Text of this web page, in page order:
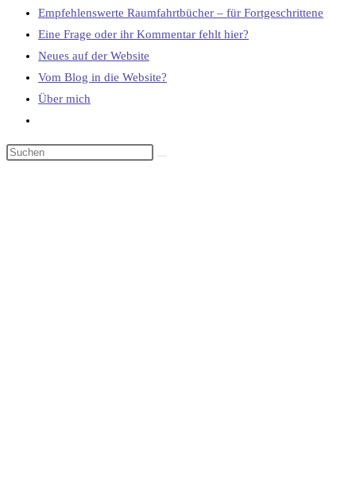
Empfehlenswerte Raumfahrtbücher – für Fortgeschrittene
Eine Frage oder ihr Kommentar fehlt hier?
Neues auf der Website
Vom Blog in die Website?
Über mich
umschalten